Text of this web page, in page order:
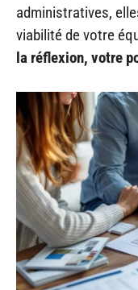
administratives,
viabilité de votre
la réflexion, votre